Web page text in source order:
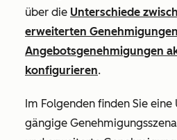
über die Unterschiede
erweiterten Genehmigungen
Angebotsgenehmigungen
konfigurieren.
Im Folgenden finden Sie eine
gängige